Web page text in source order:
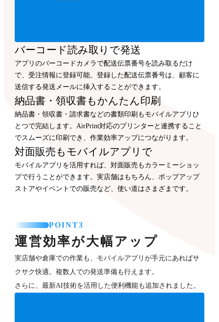
バーコード読み取りで発送
アプリのバーコードカメラで配送伝票番号を読み取るだけ
で、受注情報に登録可能。登録した配送伝票番号は、顧客に
送信する発送メールに挿入することができます。
納品書・領収書もかんたん印刷
納品書・領収書・請求書などの書類印刷もモバイルアプリひ
とつで完結します。AirPrint対応のプリンターと連携すること
でスムーズに印刷でき、作業効率アップにつながります。
対面販売もモバイルアプリで
モバイルアプリを活用すれば、対面販売もカラーミーショッ
プで行うことができます。実店舗はもちろん、ポップアップ
ストアやイベントでの販売など、使い道はさまざまです。
POINT3
運営効率が大幅アップ
実店舗や倉庫での作業も、モバイルアプリが手元にあればサ
クサク快適。複数人での発送準備も行えます。
さらに、最新AI技術を活用した便利機能も追加されました。